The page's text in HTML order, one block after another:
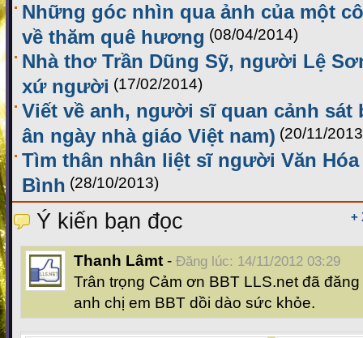
Những góc nhìn qua ảnh của một
về thăm quê hương (08/04/2014)
Nhà thơ Trần Dũng Sỹ, người Lệ
xứ người (17/02/2014)
Viết về anh, người sĩ quan cảnh sát
ân ngày nhà giáo Việt nam) (20/11/
Tìm thân nhân liệt sĩ người Văn Hóa
Bình (28/10/2013)
+
Ý kiến bạn đọc
Thanh Lâmt - Đăng lúc: 14/11/2012 03:29
Trân trọng Cảm ơn BBT LLS.net đã
anh chị em BBT dồi dào sức khỏe.